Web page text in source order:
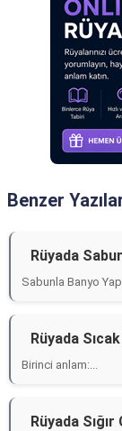
Benzer
Rüyada
Sabunla Banyo
Rüyada
Birinci anlam:...
Rüyada